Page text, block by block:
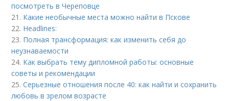
посмотреть в Череповце
21. Какие необычные места можно найти в Пскове
22. Headlines:
23. Полная трансформация: как изменить себя до
неузнаваемости
24. Как выбрать тему дипломной работы: основные
советы и рекомендации
25.Серьезные отношения после 40: как найти и сохранить
любовь в зрелом возрасте